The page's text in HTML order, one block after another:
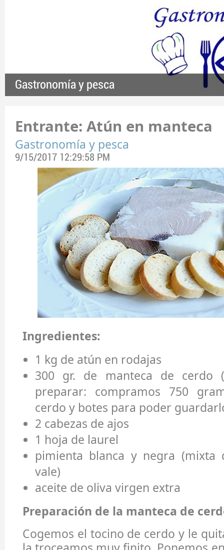
Gastronomía y pesca
Entrante: Atún en manteca
Gastronomía y pesca
9/15/2017 12:29:58 PM
Ingredientes:
1 kg de atún en rodajas
300 gr. de manteca de
preparar: compramos 750
cerdo y botes para poder
2 cabezas de ajos
1 hoja de laurel
pimienta blanca y negra (mixta
vale)
aceite de oliva virgen extra
Preparación de la manteca de
Cogemos el tocino de cerdo y le